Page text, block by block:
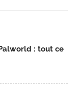
: tout ce